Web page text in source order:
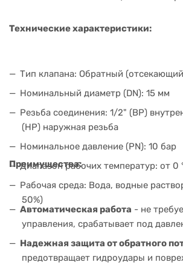
Технические характеристики:
Тип клапана: Обратный
Номинальный диаметр (DN): 15 мм
Резьба соединения: 1/2" (ВР)
(НР) наружная резьба
Номинальное давление (PN): 10 бар
Диапазон рабочих температур: от 0
Рабочая среда: Вода, водные
50%)
Преимущества:
Автоматическая работа - не
управления, срабатывает под
Надежная защита от обратного
предотвращает гидроудары и